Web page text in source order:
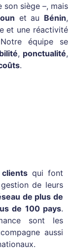
son siège –, mais
et au Bénin,
et une réactivité
équipe se
, ponctualité,
.
qui font
de leurs
de plus de
de 100 pays.
sont les
aussi